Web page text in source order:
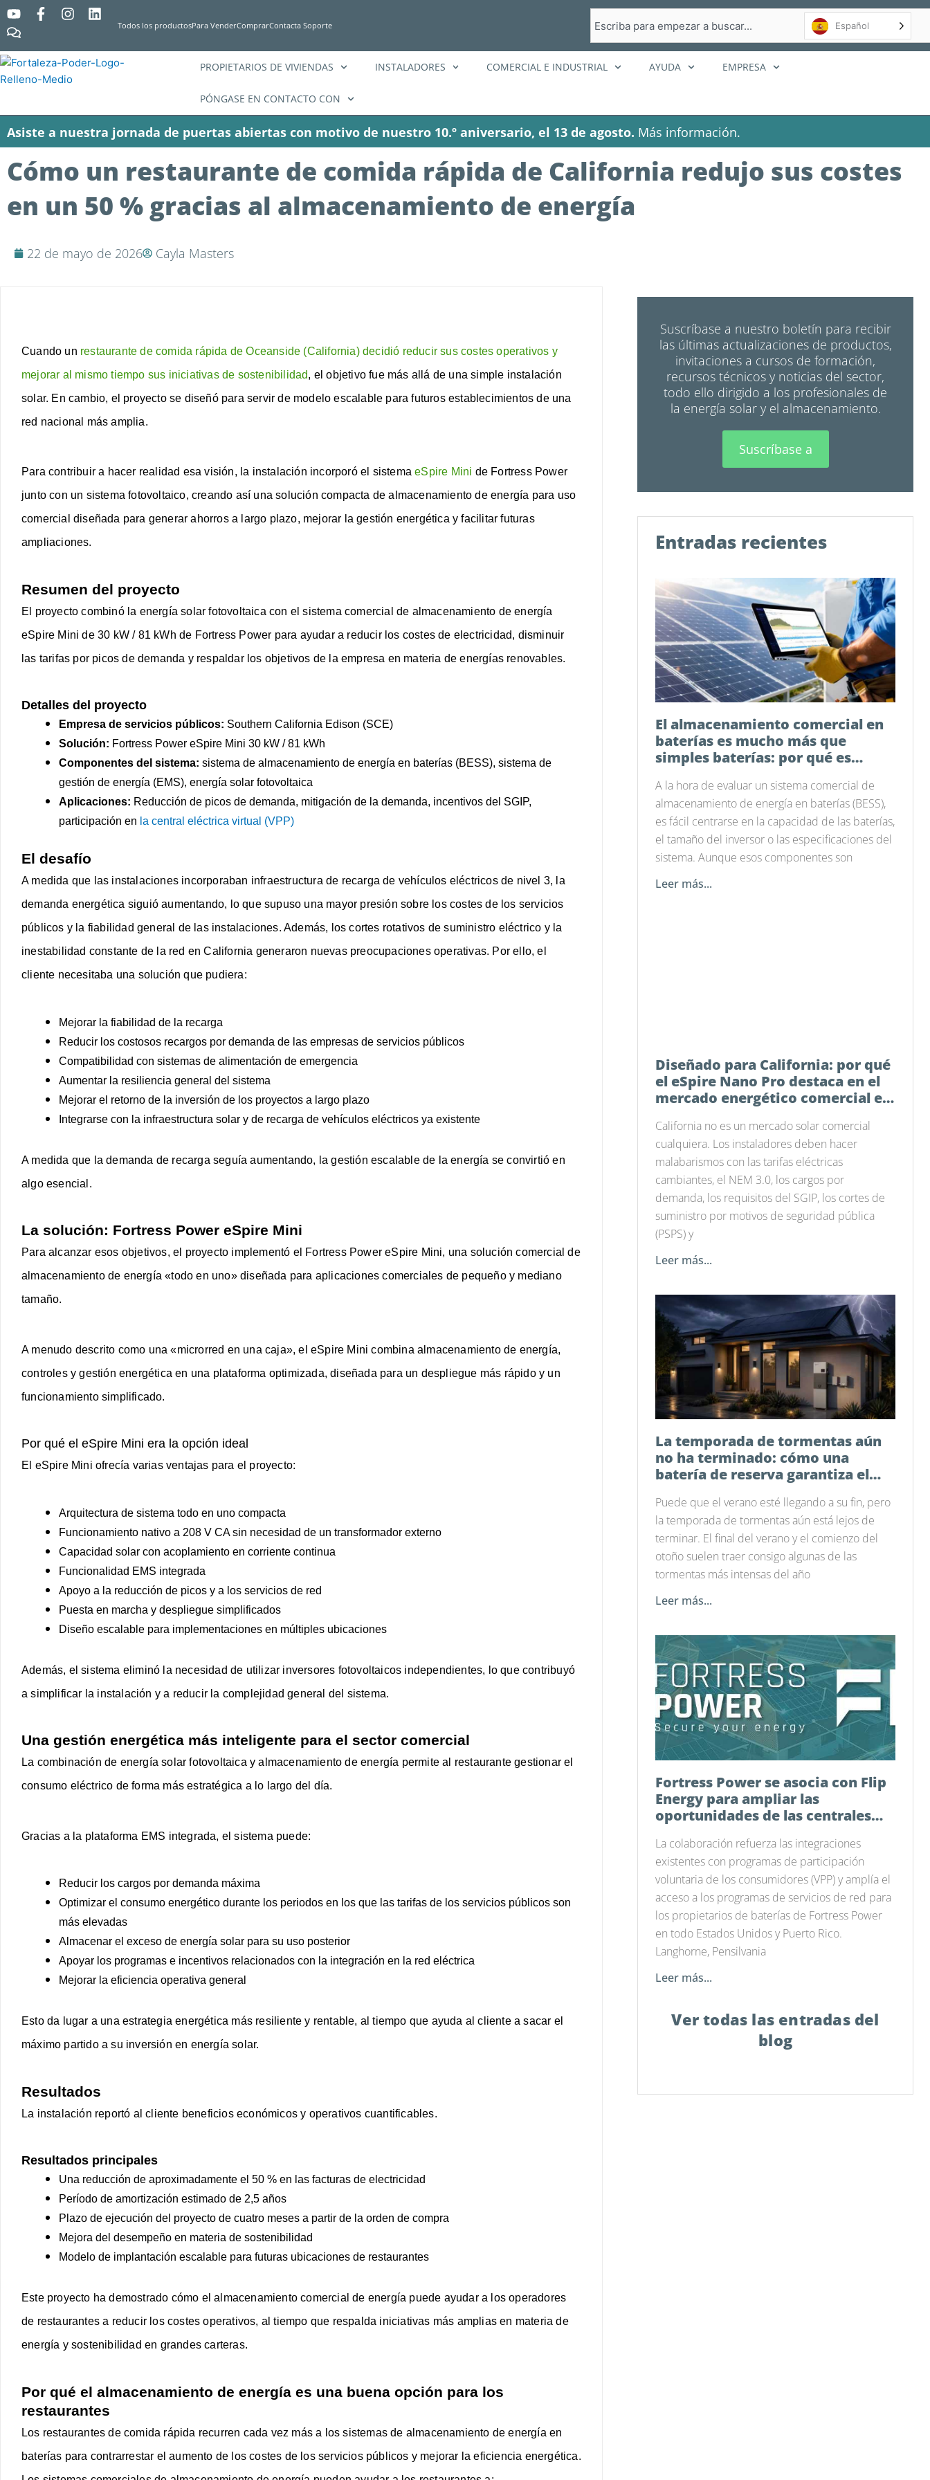
Y
o
u
t
u
b
F
e
b
o
f
I
t
a
g
L
k
e
C
o
m
e
n
t
o
s
Todos los productosPara VenderComprarContacta Soporte
en
Español
PROPIETARIOS DE VIVIENDAS INSTALADORES COMERCIAL E INDUSTRIAL AYUDA EMPRESA
PÓNGASE EN CONTACTO CON
Asiste a nuestra jornada de puertas abiertas con motivo de nuestro 10.º aniversario, el 13 de agosto. Más información.
Cómo un restaurante de comida rápida de California redujo sus costes
en un 50 % gracias al almacenamiento de energía
22 de mayo de 2026 Cayla Masters
Cuando un restaurante de comida rápida de Oceanside (California) decidió reducir sus costes operativos y
mejorar al mismo tiempo sus iniciativas de sostenibilidad, el objetivo fue más allá de una simple instalación
solar. En cambio, el proyecto se diseñó para servir de modelo escalable para futuros establecimientos de una
red nacional más amplia.
Para contribuir a hacer realidad esa visión, la instalación incorporó el sistemaeSpire Mini de Fortress Power
junto con un sistema fotovoltaico, creando así una solución compacta de almacenamiento de energía para uso
comercial diseñada para generar ahorros a largo plazo, mejorar la gestión energética y facilitar futuras
ampliaciones.
Resumen del proyecto
El proyecto combinó la energía solar fotovoltaica con el sistema comercial de almacenamiento de energía
eSpire Mini de 30 kW / 81 kWh de Fortress Power para ayudar a reducir los costes de electricidad, disminuir
las tarifas por picos de demanda y respaldar los objetivos de la empresa en materia de energías renovables.
Detalles del proyecto
Empresa de servicios públicos: Southern California Edison (SCE)
Solución: Fortress Power eSpire Mini 30 kW / 81 kWh
Componentes del sistema: sistema de almacenamiento de energía en baterías (BESS), sistema de
gestión de energía (EMS), energía solar fotovoltaica
Aplicaciones: Reducción de picos de demanda, mitigación de la demanda, incentivos del SGIP,
participación en la central eléctrica virtual (VPP)
El desafío
A medida que las instalaciones incorporaban infraestructura de recarga de vehículos eléctricos de nivel 3, la
demanda energética siguió aumentando, lo que supuso una mayor presión sobre los costes de los servicios
públicos y la fiabilidad general de las instalaciones. Además, los cortes rotativos de suministro eléctrico y la
inestabilidad constante de la red en California generaron nuevas preocupaciones operativas. Por ello, el
cliente necesitaba una solución que pudiera:
Mejorar la fiabilidad de la recarga
Reducir los costosos recargos por demanda de las empresas de servicios públicos
Compatibilidad con sistemas de alimentación de emergencia
Aumentar la resiliencia general del sistema
Mejorar el retorno de la inversión de los proyectos a largo plazo
Integrarse con la infraestructura solar y de recarga de vehículos eléctricos ya existente
A medida que la demanda de recarga seguía aumentando, la gestión escalable de la energía se convirtió en
algo esencial.
La solución: Fortress Power eSpire Mini
Para alcanzar esos objetivos, el proyecto implementó el Fortress Power eSpire Mini, una solución comercial de
almacenamiento de energía «todo en uno» diseñada para aplicaciones comerciales de pequeño y mediano
tamaño.
A menudo descrito como una «microrred en una caja», el eSpire Mini combina almacenamiento de energía,
controles y gestión energética en una plataforma optimizada, diseñada para un despliegue más rápido y un
funcionamiento simplificado.
Por qué el eSpire Mini era la opción ideal
El eSpire Mini ofrecía varias ventajas para el proyecto:
Arquitectura de sistema todo en uno compacta
Funcionamiento nativo a 208 V CA sin necesidad de un transformador externo
Capacidad solar con acoplamiento en corriente continua
Funcionalidad EMS integrada
Apoyo a la reducción de picos y a los servicios de red
Puesta en marcha y despliegue simplificados
Diseño escalable para implementaciones en múltiples ubicaciones
Además, el sistema eliminó la necesidad de utilizar inversores fotovoltaicos independientes, lo que contribuyó
a simplificar la instalación y a reducir la complejidad general del sistema.
Una gestión energética más inteligente para el sector comercial
La combinación de energía solar fotovoltaica y almacenamiento de energía permite al restaurante gestionar el
consumo eléctrico de forma más estratégica a lo largo del día.
Gracias a la plataforma EMS integrada, el sistema puede:
Reducir los cargos por demanda máxima
Optimizar el consumo energético durante los periodos en los que las tarifas de los servicios públicos son
más elevadas
Almacenar el exceso de energía solar para su uso posterior
Apoyar los programas e incentivos relacionados con la integración en la red eléctrica
Mejorar la eficiencia operativa general
Esto da lugar a una estrategia energética más resiliente y rentable, al tiempo que ayuda al cliente a sacar el
máximo partido a su inversión en energía solar.
Resultados
La instalación reportó al cliente beneficios económicos y operativos cuantificables.
Resultados principales
Una reducción de aproximadamente el 50 % en las facturas de electricidad
Período de amortización estimado de 2,5 años
Plazo de ejecución del proyecto de cuatro meses a partir de la orden de compra
Mejora del desempeño en materia de sostenibilidad
Modelo de implantación escalable para futuras ubicaciones de restaurantes
Este proyecto ha demostrado cómo el almacenamiento comercial de energía puede ayudar a los operadores
de restaurantes a reducir los costes operativos, al tiempo que respalda iniciativas más amplias en materia de
energía y sostenibilidad en grandes carteras.
Por qué el almacenamiento de energía es una buena opción para los
restaurantes
Los restaurantes de comida rápida recurren cada vez más a los sistemas de almacenamiento de energía en
baterías para contrarrestar el aumento de los costes de los servicios públicos y mejorar la eficiencia energética.
Suscríbase a nuestro boletín para recibir
las últimas actualizaciones de productos,
invitaciones a cursos de formación,
recursos técnicos y noticias del sector,
todo ello dirigido a los profesionales de
la energía solar y el almacenamiento.
Suscríbase a
Entradas recientes
El almacenamiento comercial en
baterías es mucho más que
simples baterías: por qué es
gestión energética
A la hora de evaluar un sistema comercial de
almacenamiento de energía en baterías (BESS),
es fácil centrarse en la capacidad de las baterías,
el tamaño del inversor o las especificaciones del
sistema. Aunque esos componentes son
Leer más...
Diseñado para California: por qué
el eSpire Nano Pro destaca en el
mercado energético comercial e
California no es un mercado solar comercial
cualquiera. Los instaladores deben hacer
malabarismos con las tarifas eléctricas
cambiantes, el NEM 3.0, los cargos por
demanda, los requisitos del SGIP, los cortes de
suministro por motivos de seguridad pública
(PSPS) y
Leer más...
La temporada de tormentas aún
no ha terminado: cómo una
batería de reserva garantiza el
Puede que el verano esté llegando a su fin, pero
la temporada de tormentas aún está lejos de
terminar. El final del verano y el comienzo del
otoño suelen traer consigo algunas de las
tormentas más intensas del año
Leer más...
Fortress Power se asocia con Flip
Energy para ampliar las
oportunidades de las centrales
país
La colaboración refuerza las integraciones
existentes con programas de participación
voluntaria de los consumidores (VPP) y amplía el
acceso a los programas de servicios de red para
los propietarios de baterías de Fortress Power
en todo Estados Unidos y Puerto Rico.
Langhorne, Pensilvania
Leer más...
Ver todas las entradas del
blog